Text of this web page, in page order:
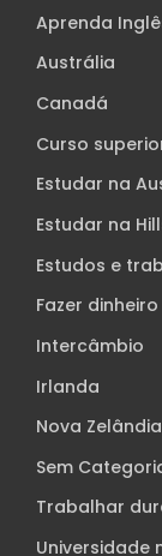
Aprenda
Austrália
Canadá
Curso
Estudar na
Estudar na
Estudos e
Fazer
Intercâmbio
Irlanda
Nova Zelândia
Sem
Trabalhar
Universidade